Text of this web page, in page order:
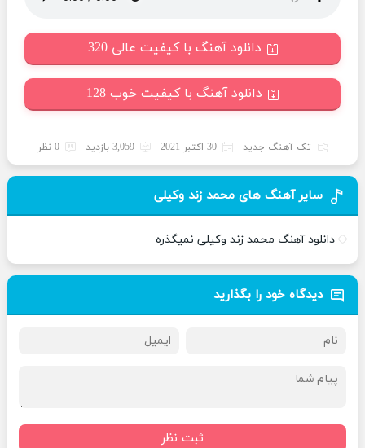
دانلود آهنگ با کیفیت عالی 320
دانلود آهنگ با کیفیت خوب 128
تک آهنگ جدید 30 اکتبر 2021 3,059 بازدید 0 نظر
سایر آهنگ های محمد زند وکیلی
دانلود آهنگ محمد زند وکیلی نمیگذره
دیدگاه خود را بگذارید
ثبت نظر